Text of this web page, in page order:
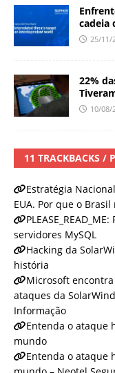
cadeia
25/11/
22%
10/08/
11 TRACKBACKS /
Estratégia
EUA. Por que o Brasil
servidores MySQL
Hacking da
história
Microsoft
ataques da
Informação
Entenda o ataque
mundo
Entenda o ataque